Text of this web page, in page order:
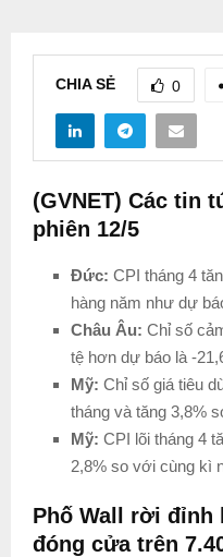
CHIA SẺ 0
(GVNET) Các tin
phiên 12/5
Đức: CPI tháng 4
hàng năm như dự
Châu Âu: Chỉ số
tệ hơn dự báo là -
Mỹ: Chỉ số giá tiêu
tháng và tăng 3,8%
Mỹ: CPI lõi tháng 4
2,8% so với cùng kì
Phố Wall rời đỉnh
đóng cửa trên